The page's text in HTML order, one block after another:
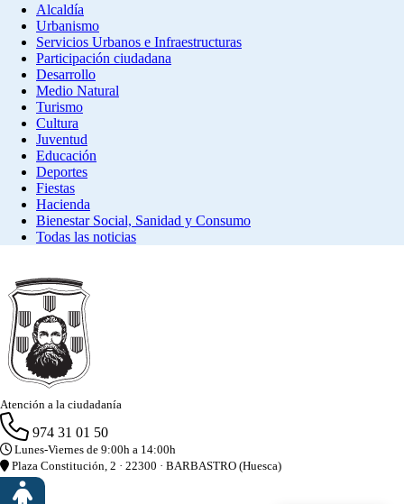
Alcaldía
Urbanismo
Servicios Urbanos e Infraestructuras
Participación ciudadana
Desarrollo
Medio Natural
Turismo
Cultura
Juventud
Educación
Deportes
Fiestas
Hacienda
Bienestar Social, Sanidad y Consumo
Todas las noticias
Atención a la ciudadanía
974 31 01 50
Lunes-Viernes de 9:00h a 14:00h
Plaza Constitución, 2 · 22300 · BARBASTRO (Huesca)